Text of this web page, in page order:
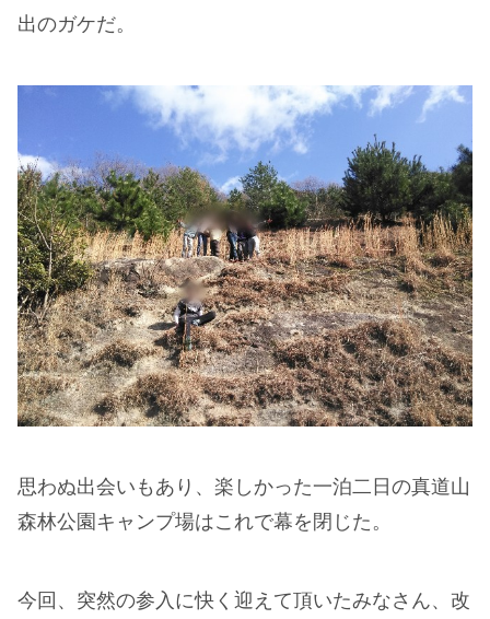
出のガケだ。
思わぬ出会いもあり、楽しかった一泊二日の真道山
森林公園キャンプ場はこれで幕を閉じた。
今回、突然の参入に快く迎えて頂いたみなさん、改